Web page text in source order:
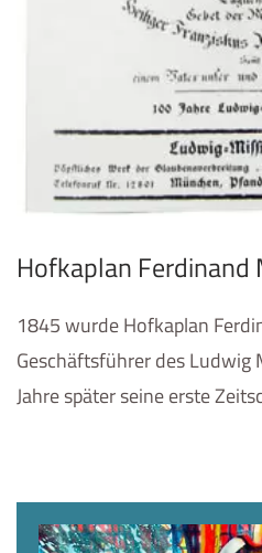
Hofkaplan Ferdinand
1845 wurde Hofkaplan
Geschäftsführer des Ludwig
Jahre später seine erste